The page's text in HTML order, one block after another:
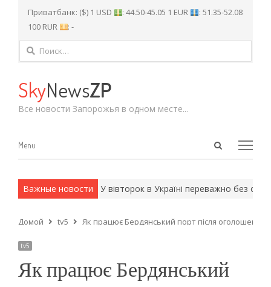
Приватбанк: ($) 1 USD : 44.50-45.05 1 EUR
: 51.35-52.08
100 RUR
: -
Найти:
SkyNewsZP
Все новости Запорожья в одном месте...
Open
Menu
Menu
Важные новости
методы. У вівторок в Україні переважно без
Домой tv5 Як працює Бердянський порт після оголошення
tv5
Як працює Бердянський